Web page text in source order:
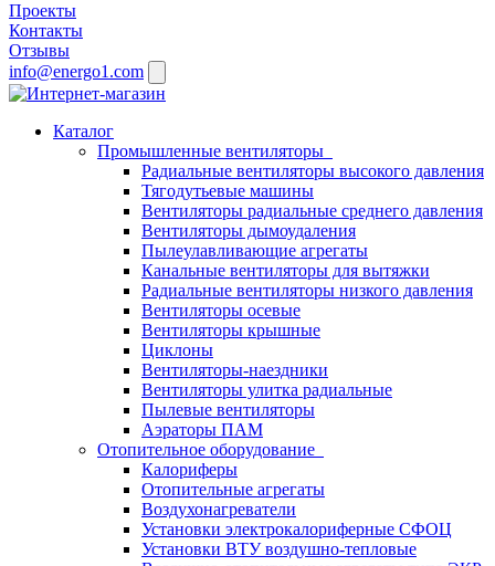
Проекты
Контакты
Отзывы
info@energo1.com
Каталог
Промышленные вентиляторы
Радиальные вентиляторы высокого давления
Тягодутьевые машины
Вентиляторы радиальные среднего давления
Вентиляторы дымоудаления
Пылеулавливающие агрегаты
Канальные вентиляторы для вытяжки
Радиальные вентиляторы низкого давления
Вентиляторы осевые
Вентиляторы крышные
Циклоны
Вентиляторы-наездники
Вентиляторы улитка радиальные
Пылевые вентиляторы
Аэраторы ПАМ
Отопительное оборудование
Калориферы
Отопительные агрегаты
Воздухонагреватели
Установки электрокалориферные СФОЦ
Установки ВТУ воздушно-тепловые